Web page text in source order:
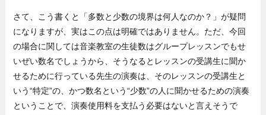
さて、こう書くと「多数と少数の境界は何人なのか？」が疑問
になりますが、実はこの点は明確ではありません。ただ、今回
の場合に関しては音楽教室の生徒数はグループレッスンでもせ
いぜい数名でしょうから、そうなるとレッスンの受講生に聞か
せるために行っている先生の演奏は、そのレッスンの受講生と
いう“特定”の、かつ数名という“少数”の人に聞かせるための演奏
ということで、演奏使用料を支払う必要はないと言えそうで